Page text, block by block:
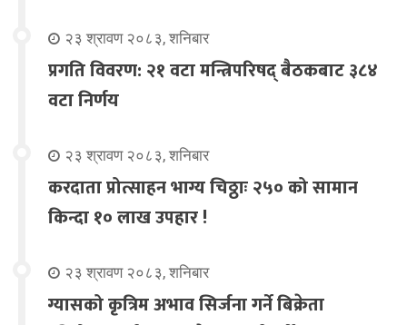
२३ श्रावण २०८३, शनिबार
प्रगति विवरण: २१ वटा मन्त्रिपरिषद् बैठकबाट ३८४
वटा निर्णय
२३ श्रावण २०८३, शनिबार
करदाता प्रोत्साहन भाग्य चिठ्ठाः २५० को सामान
किन्दा १० लाख उपहार !
२३ श्रावण २०८३, शनिबार
ग्यासको कृत्रिम अभाव सिर्जना गर्ने बिक्रेता